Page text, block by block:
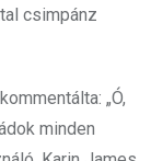
csimpánz
„Ó,
minden